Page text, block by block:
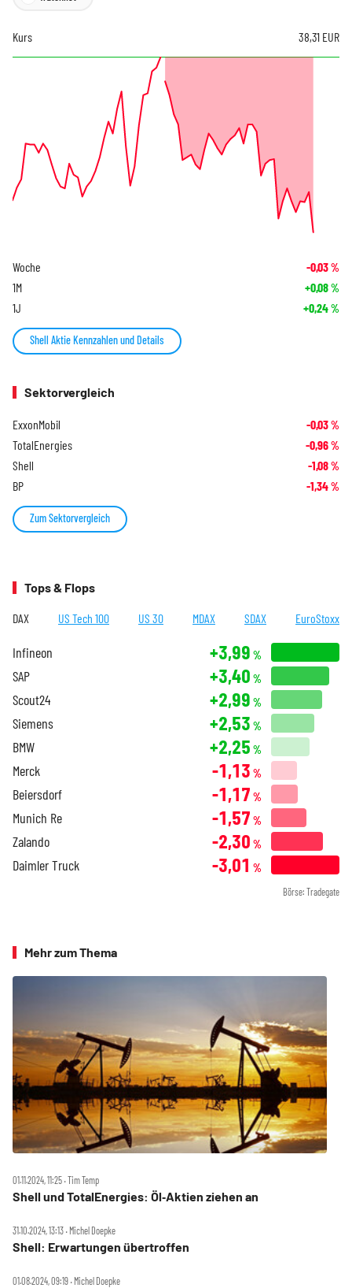
Kurs 38,31 EUR
Woche -0,03%
1M +0,08%
1J +0,24%
Shell Aktie Kennzahlen und Details
Sektorvergleich
ExxonMobil -0,03%
TotalEnergies -0,96%
Shell -1,08%
BP -1,34%
Zum Sektorvergleich
Tops & Flops
DAX US Tech 100 US 30 MDAX SDAX EuroStoxx
Infineon +3,99 %
SAP +3,40 %
Scout24 +2,99 %
Siemens +2,53 %
BMW +2,25 %
Merck -1,13 %
Beiersdorf -1,17 %
Munich Re -1,57 %
Zalando -2,30 %
Daimler Truck -3,01 %
Börse: Tradegate
Mehr zum Thema
01.11.2024, 11:25 ‧ Tim Temp
Shell und TotalEnergies: Öl‑Aktien ziehen an
31.10.2024, 13:13 ‧ Michel Doepke
Shell: Erwartungen übertroffen
01.08.2024, 09:19 ‧ Michel Doepke